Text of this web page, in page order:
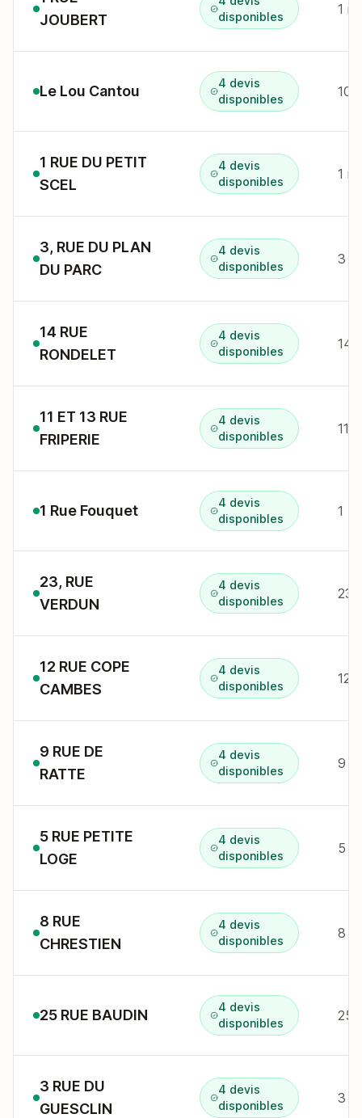
JOUBERT
disponibles
1 r
Le Lou Cantou
4 devis
disponibles
1 RUE DU PETIT
SCEL
4 devis
disponibles
1 r
3, RUE DU PLAN
DU PARC
4 devis
disponibles
3 r
14 RUE
RONDELET
4 devis
disponibles
14
11 ET 13 RUE
FRIPERIE
4 devis
disponibles
11
1 Rue Fouquet
4 devis
disponibles
1
23, RUE
VERDUN
4 devis
disponibles
23
12 RUE COPE
CAMBES
4 devis
disponibles
12
9 RUE DE
RATTE
4 devis
disponibles
9 r
5 RUE PETITE
LOGE
4 devis
disponibles
5 r
8 RUE
CHRESTIEN
4 devis
disponibles
8 r
25 RUE BAUDIN
4 devis
disponibles
25
3 RUE DU
GUESCLIN
4 devis
disponibles
3 r